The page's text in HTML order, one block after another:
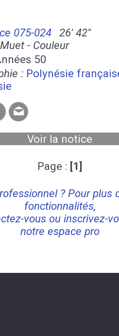
075-024
26' 42''
- Couleur
50
: Polynésie
Voir la notice
Page : [1]
? Pour plus
fonctionnalités,
vous ou inscrivez-
notre espace pro